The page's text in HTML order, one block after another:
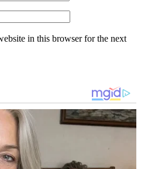
in this browser for the next